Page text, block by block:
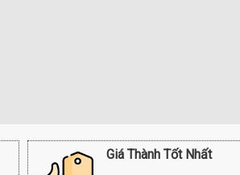
Giá Thành Tốt Nhất